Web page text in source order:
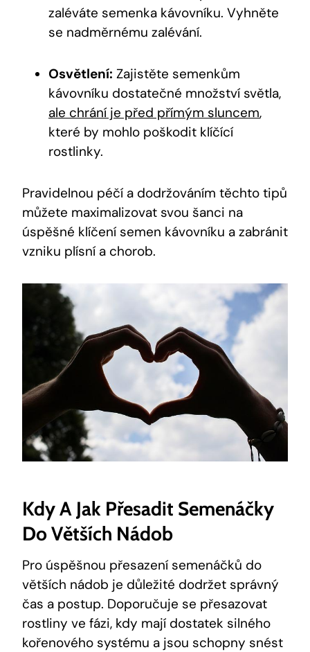
zaléváte semenka kávovníku. Vyhněte
se nadměrnému zalévání.
Osvětlení: Zajistěte semenkům
kávovníku dostatečné množství světla,
ale chrání je před přímým sluncem,
které by mohlo poškodit klíčící
rostlinky.
Pravidelnou péčí a dodržováním těchto tipů
můžete maximalizovat svou šanci na
úspěšné klíčení semen kávovníku a zabránit
vzniku plísní a chorob.
Kdy A Jak Přesadit Semenáčky
Do Větších Nádob
Pro úspěšnou přesazení semenáčků do
větších nádob je důležité dodržet správný
čas a postup. Doporučuje se přesazovat
rostliny ve fázi, kdy mají dostatek silného
kořenového systému a jsou schopny snést